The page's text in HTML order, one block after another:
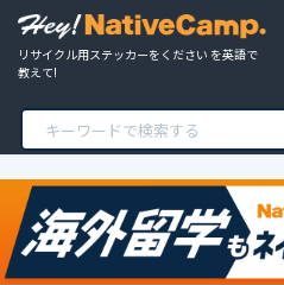
リサイクル用ステッカーをください を英語で
教えて!